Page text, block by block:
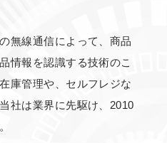
無線通信によって、商品
情報を認識する技術のこ
庫管理や、セルフレジな
社は業界に先駆け、2010